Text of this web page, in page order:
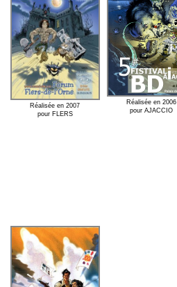
Réalisée en 2007
pour FLERS
Réalisée en 2006
pour AJACCIO